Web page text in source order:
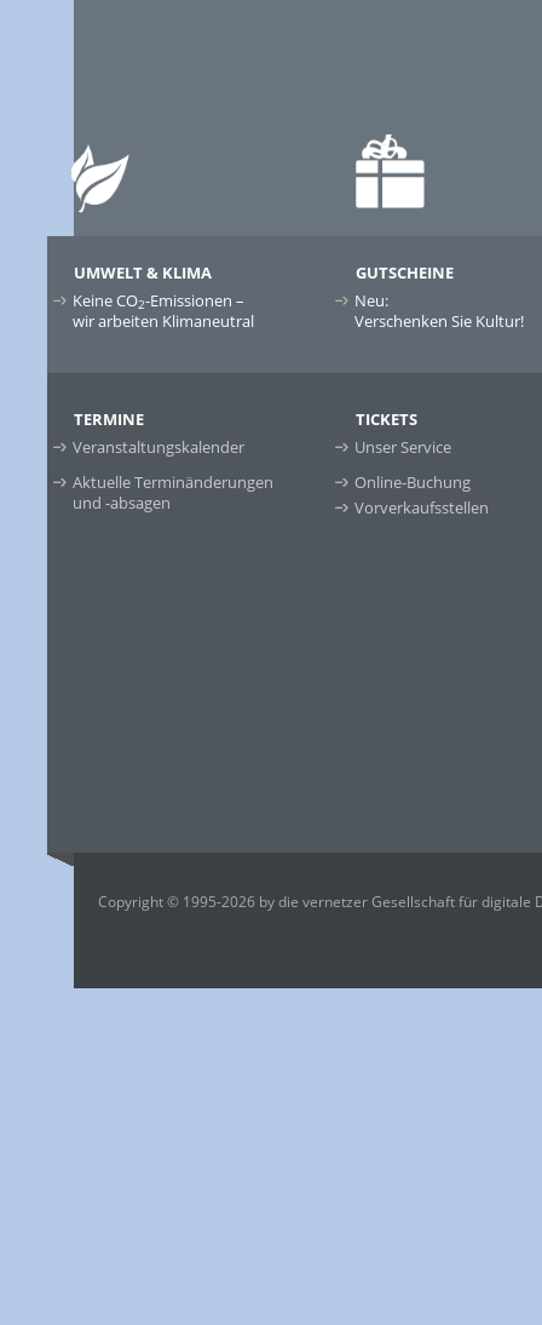
UMWELT & KLIMA
Keine CO2-Emissionen –
wir arbeiten Klimaneutral
GUTSCHEINE
Neu:
Verschenken Sie Kultur!
TERMINE
Veranstaltungskalender
Aktuelle Terminänderungen
und -absagen
TICKETS
Unser Service
Online-Buchung
Vorverkaufsstellen
Copyright © 1995-2026 by die vernetzer Gesellschaft für digitale